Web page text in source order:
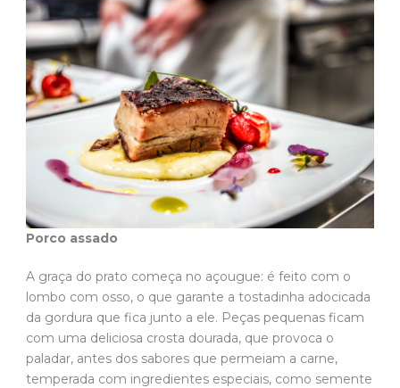
Porco assado
A graça do prato começa no açougue: é feito com o
lombo com osso, o que garante a tostadinha adocicada
da gordura que fica junto a ele. Peças pequenas ficam
com uma deliciosa crosta dourada, que provoca o
paladar, antes dos sabores que permeiam a carne,
temperada com ingredientes especiais, como semente